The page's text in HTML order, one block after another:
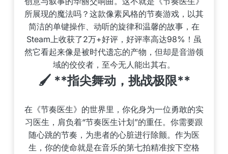
所展现的魔法吗？这款像素风格的节奏游戏，以其
简洁的单键操作、动听的旋律和温馨的故事，在
Steam上收获了2万+好评，好评率高达98%！虽
然它看起来像是被时代遗忘的产物，但却是音游领
域的佼佼者，至今无人能出其右。
🖌️ **指尖舞动，挑战极限**
在《节奏医生》的世界里，你化身为一位勇敢的实
习医生，肩负着“节奏医生计划”的重任。你需要跟
随心跳的节奏，为患者的心脏进行除颤。作为医
生，你的使命就是在音乐的第七拍精准按下空格